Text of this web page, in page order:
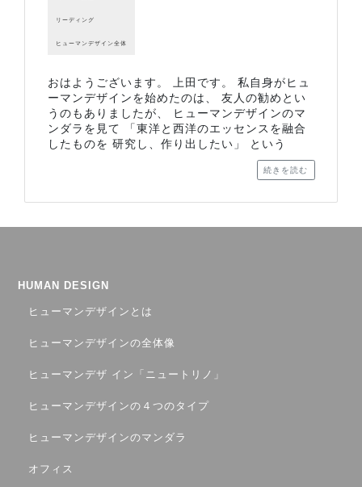
リーディング
ヒューマンデザイン全体
おはようございます。 上田です。 私自身がヒュ
ーマンデザインを始めたのは、 友人の勧めとい
うのもありましたが、 ヒューマンデザインのマ
ンダラを見て 「東洋と西洋のエッセンスを融合
したものを 研究し、作り出したい」 という
続きを読む
HUMAN DESIGN
ヒューマンデザインとは
ヒューマンデザインの全体像
ヒューマンデザ イン「ニュートリノ」
ヒューマンデザインの４つのタイプ
ヒューマンデザインのマンダラ
オフィス